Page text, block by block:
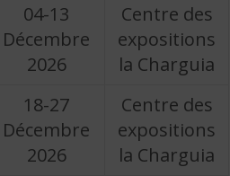
04-13
Décembre
2026
Centre des
expositions
la Charguia
18-27
Décembre
2026
Centre des
expositions
la Charguia